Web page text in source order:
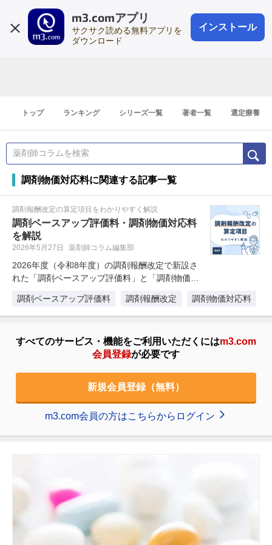
m3.comアプリ
サクサク読める無料アプリを
ダウンロード
インストール
会員登録
登録1分
トップ ランキング シリーズ一覧 著者一覧 選定療養
調剤物価対応料に関連する記事一覧
調剤報酬改定の算定項目をわかりやすく解説
調剤ベースアップ評価料・調剤物価対応料
を解説
2026年5月27日 薬剤師コラム編集部
2026年度（令和8年度）の調剤報酬改定で新設さ
れた「調剤ベースアップ評価料」と「調剤物価対
調剤ベースアップ評価料
調剤報酬改定 調剤物価対応料
すべてのサービス・機能をご利用いただくにはm3.com
会員登録が必要です
新規会員登録（無料）
m3.com会員の方はこちらからログイン